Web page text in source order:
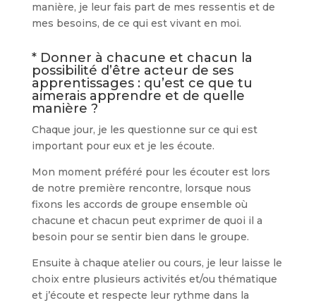
manière, je leur fais part de mes ressentis et de
mes besoins, de ce qui est vivant en moi.
* Donner à chacune et chacun la
possibilité d’être acteur de ses
apprentissages : qu’est ce que tu
aimerais apprendre et de quelle
manière ?
Chaque jour, je les questionne sur ce qui est
important pour eux et je les écoute.
Mon moment préféré pour les écouter est lors
de notre première rencontre, lorsque nous
fixons les accords de groupe ensemble où
chacune et chacun peut exprimer de quoi il a
besoin pour se sentir bien dans le groupe.
Ensuite à chaque atelier ou cours, je leur laisse le
choix entre plusieurs activités et/ou thématique
et j’écoute et respecte leur rythme dans la